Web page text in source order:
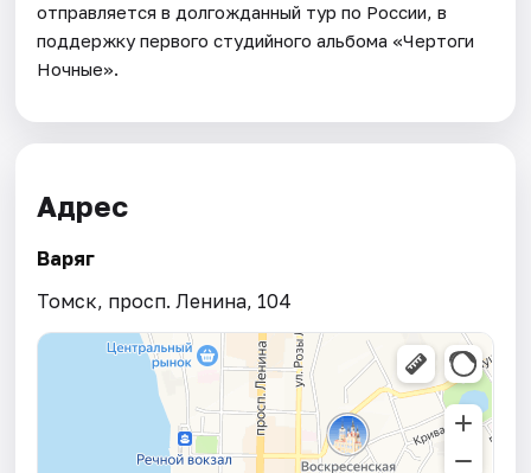
отправляется в долгожданный тур по России, в
поддержку первого студийного альбома «Чертоги
Ночные».
Адрес
Варяг
Томск, просп. Ленина, 104